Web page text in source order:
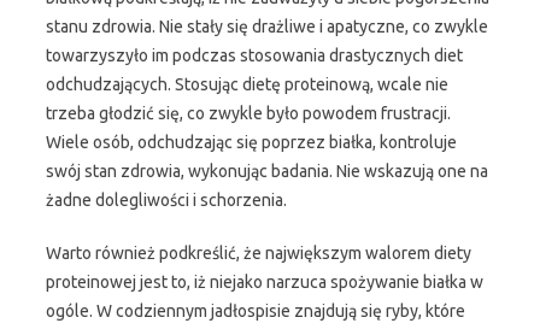
stanu zdrowia. Nie stały się drażliwe i apatyczne, co zwykle
towarzyszyło im podczas stosowania drastycznych diet
odchudzających. Stosując dietę proteinową, wcale nie
trzeba głodzić się, co zwykle było powodem frustracji.
Wiele osób, odchudzając się poprzez białka, kontroluje
swój stan zdrowia, wykonując badania. Nie wskazują one na
żadne dolegliwości i schorzenia.
Warto również podkreślić, że największym walorem diety
proteinowej jest to, iż niejako narzuca spożywanie białka w
ogóle. W codziennym jadłospisie znajdują się ryby, które